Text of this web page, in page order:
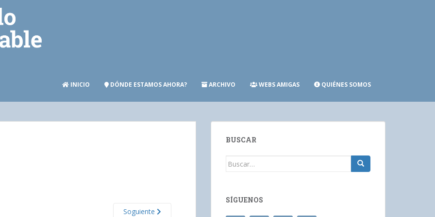
INICIO DÓNDE ESTAMOS AHORA? ARCHIVO WEBS AMIGAS QUIÉNES SOMOS
Soguiente
BUSCAR
Buscar:
SÍGUENOS